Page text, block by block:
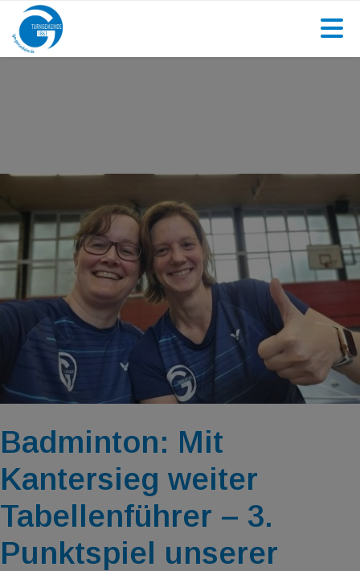
Badminton: Mit
Kantersieg weiter
Tabellenführer – 3.
Punktspiel unserer